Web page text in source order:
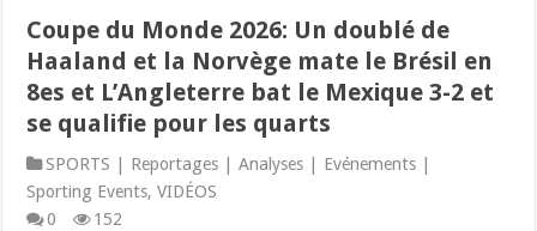
Coupe du Monde 2026: Un doublé de
Haaland et la Norvège mate le Brésil en
8es et L’Angleterre bat le Mexique 3-2 et
se qualifie pour les quarts
SPORTS | Reportages | Analyses | Evénements |
Sporting Events,VIDÉOS
0
152